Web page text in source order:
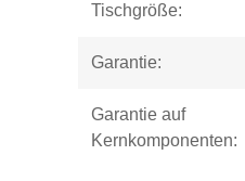
Tischgröße:
Garantie:
Garantie auf
Kernkomponenten: